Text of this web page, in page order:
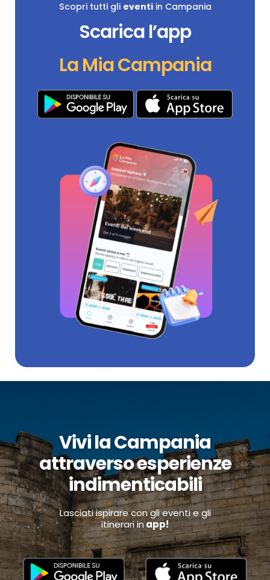
Scopri tutti gli eventiin Campania
Scarica l’app
La Mia Campania
Vivi la Campania
attraverso esperienze
indimenticabili
Lasciati ispirare con gli eventi e gli
itinerari inapp!